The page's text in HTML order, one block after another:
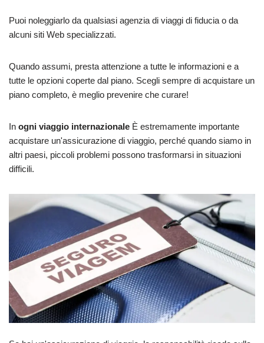
Puoi noleggiarlo da qualsiasi agenzia di viaggi di fiducia o da
alcuni siti Web specializzati.
Quando assumi, presta attenzione a tutte le informazioni e a
tutte le opzioni coperte dal piano. Scegli sempre di acquistare un
piano completo, è meglio prevenire che curare!
In ogni viaggio internazionale È estremamente importante
acquistare un'assicurazione di viaggio, perché quando siamo in
altri paesi, piccoli problemi possono trasformarsi in situazioni
difficili.